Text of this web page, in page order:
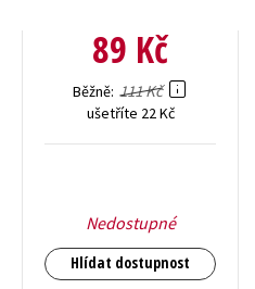
89 Kč
Běžně 111 Kč
ušetříte 22 Kč
Nedostupné
Hlídat dostupnost